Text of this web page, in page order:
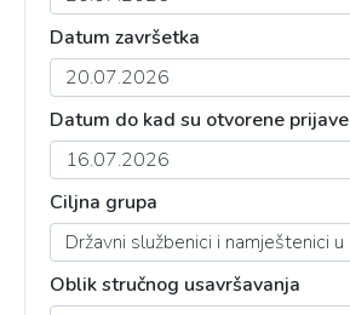
Datum završetka
Datum do kad su otvorene prijave
Ciljna grupa
Oblik stručnog usavršavanja